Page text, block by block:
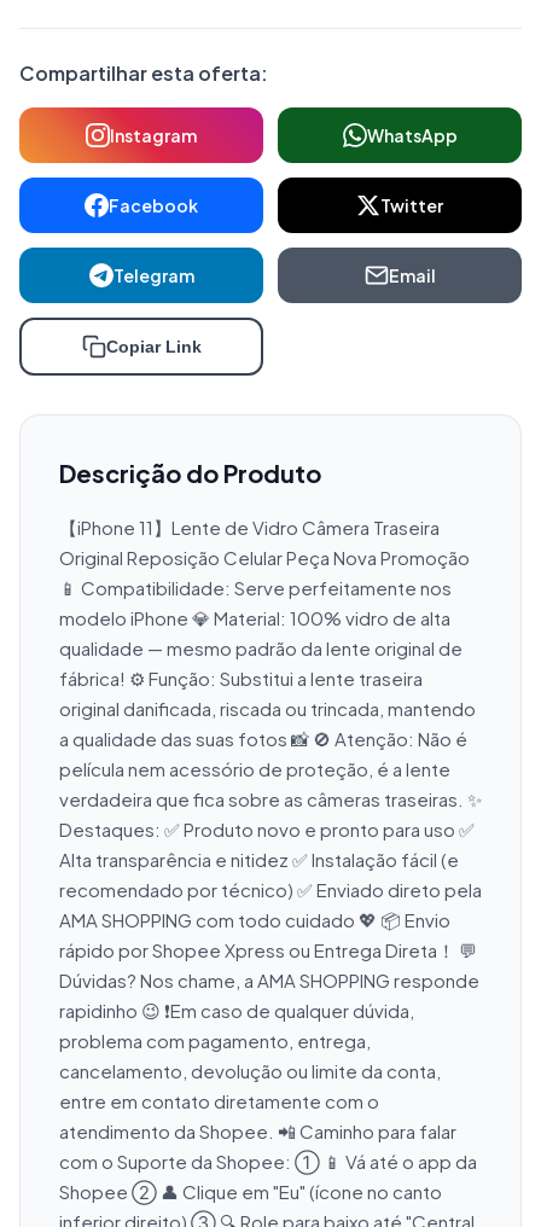
Compartilhar esta oferta:
Instagram WhatsApp
Facebook Twitter
Telegram Email
Copiar Link
Descrição do Produto
【iPhone 11】Lente de Vidro Câmera Traseira
Original Reposição Celular Peça Nova Promoção
📱 Compatibilidade: Serve perfeitamente nos
modelo iPhone 💎 Material: 100% vidro de alta
qualidade — mesmo padrão da lente original de
fábrica! ⚙️ Função: Substitui a lente traseira
original danificada, riscada ou trincada, mantendo
a qualidade das suas fotos 📸 🚫 Atenção: Não é
película nem acessório de proteção, é a lente
verdadeira que fica sobre as câmeras traseiras. ✨
Destaques: ✅ Produto novo e pronto para uso ✅
Alta transparência e nitidez ✅ Instalação fácil (e
recomendado por técnico) ✅ Enviado direto pela
AMA SHOPPING com todo cuidado 💖 📦 Envio
rápido por Shopee Xpress ou Entrega Direta！ 💬
Dúvidas? Nos chame, a AMA SHOPPING responde
rapidinho 😉 ❗Em caso de qualquer dúvida,
problema com pagamento, entrega,
cancelamento, devolução ou limite da conta,
entre em contato diretamente com o
atendimento da Shopee. 📲 Caminho para falar
com o Suporte da Shopee: ① 📱 Vá até o app da
Shopee ② 👤 Clique em "Eu" (ícone no canto
inferior direito) ③ 🔍 Role para baixo até "Central